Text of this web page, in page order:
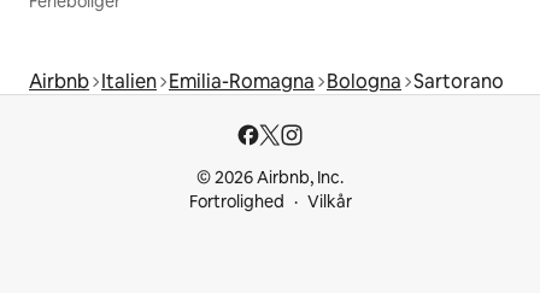
Airbnb Italien Emilia-Romagna Bologna Sartorano
© 2026 Airbnb, Inc.
Fortrolighed
Vilkår